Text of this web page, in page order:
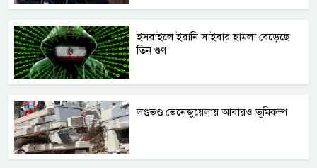
ইসরাইলে ইরানি সাইবার হামলা বেড়েছে
তিন গুণ
লণ্ডভণ্ড ভেনেজুয়েলায় আবারও ভূমিকম্প